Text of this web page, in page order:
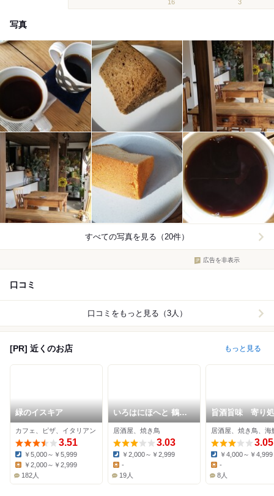
16 3
写真
すべての写真を見る（20件）
広告を非表示
口コミ
口コミをもっと見る（3人）
[PR] 近くのお店 もっと見る
緑のイスキア
カフェ、ピザ、イタリアン
3.51
Dinner:
￥5,000～￥5,999
￥2,000～￥2,999
182人
いろはにほへと 鶴岡
駅前店
居酒屋、焼き鳥
3.03
Dinner:
￥2,000～￥2,999
Lunch:
-
19人
旨酒旨味 寄り
粋
居酒屋、焼き鳥、海
3.05
Dinner:
￥4,000～￥4,999
Lunch:
-
8人